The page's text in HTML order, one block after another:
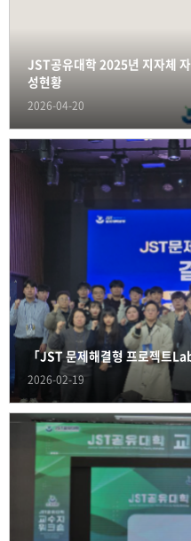
JST공유대학 2025년 지자체
성현황
2026-04-20
「JST 문제해결형 프로젝트
2026-02-19